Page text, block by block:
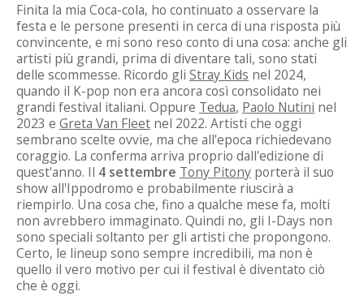
Finita la mia Coca-cola, ho continuato a osservare la
festa e le persone presenti in cerca di una risposta più
convincente, e mi sono reso conto di una cosa: anche gli
artisti più grandi, prima di diventare tali, sono stati
delle scommesse. Ricordo gli Stray Kids nel 2024,
quando il K-pop non era ancora così consolidato nei
grandi festival italiani. Oppure Tedua, Paolo Nutini nel
2023 e Greta Van Fleet nel 2022. Artisti che oggi
sembrano scelte ovvie, ma che all'epoca richiedevano
coraggio. La conferma arriva proprio dall'edizione di
quest'anno. Il 4 settembre Tony Pitony porterà il suo
show all'Ippodromo e probabilmente riuscirà a
riempirlo. Una cosa che, fino a qualche mese fa, molti
non avrebbero immaginato. Quindi no, gli I-Days non
sono speciali soltanto per gli artisti che propongono.
Certo, le lineup sono sempre incredibili, ma non è
quello il vero motivo per cui il festival è diventato ciò
che è oggi.